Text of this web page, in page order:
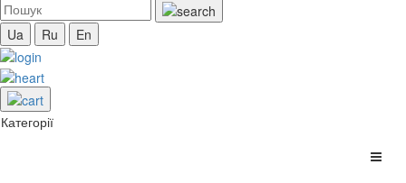
Ua Ru En
Категорії